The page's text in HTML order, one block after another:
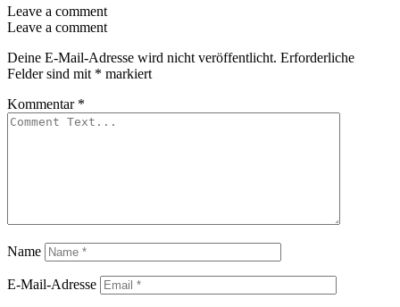
Leave a comment
Leave a comment
Deine E-Mail-Adresse wird nicht veröffentlicht. Erforderliche
Felder sind mit * markiert
Kommentar *
Name
E-Mail-Adresse